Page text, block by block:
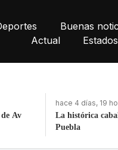
Buenas
Actual
Estados
en
hace 4 días, 19
Fortalece la
toneladas de